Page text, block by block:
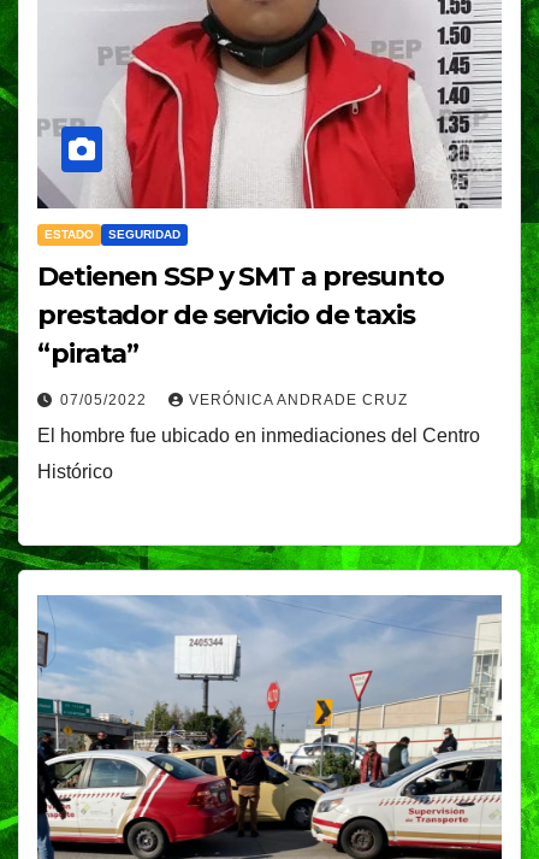
ESTADO SEGURIDAD
Detienen SSP y SMT a presunto
prestador de servicio de taxis
“pirata”
07/05/2022 VERÓNICA ANDRADE CRUZ
El hombre fue ubicado en inmediaciones del Centro
Histórico